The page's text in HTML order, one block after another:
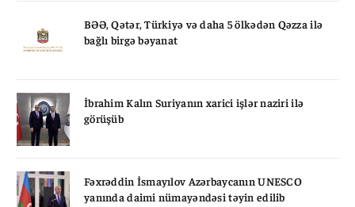
BƏƏ, Qətər, Türkiyə və daha 5 ölkədən Qəzza ilə
bağlı birgə bəyanat
İbrahim Kalın Suriyanın xarici işlər naziri ilə
görüşüb
Fəxrəddin İsmayılov Azərbaycanın UNESCO
yanında daimi nümayəndəsi təyin edilib